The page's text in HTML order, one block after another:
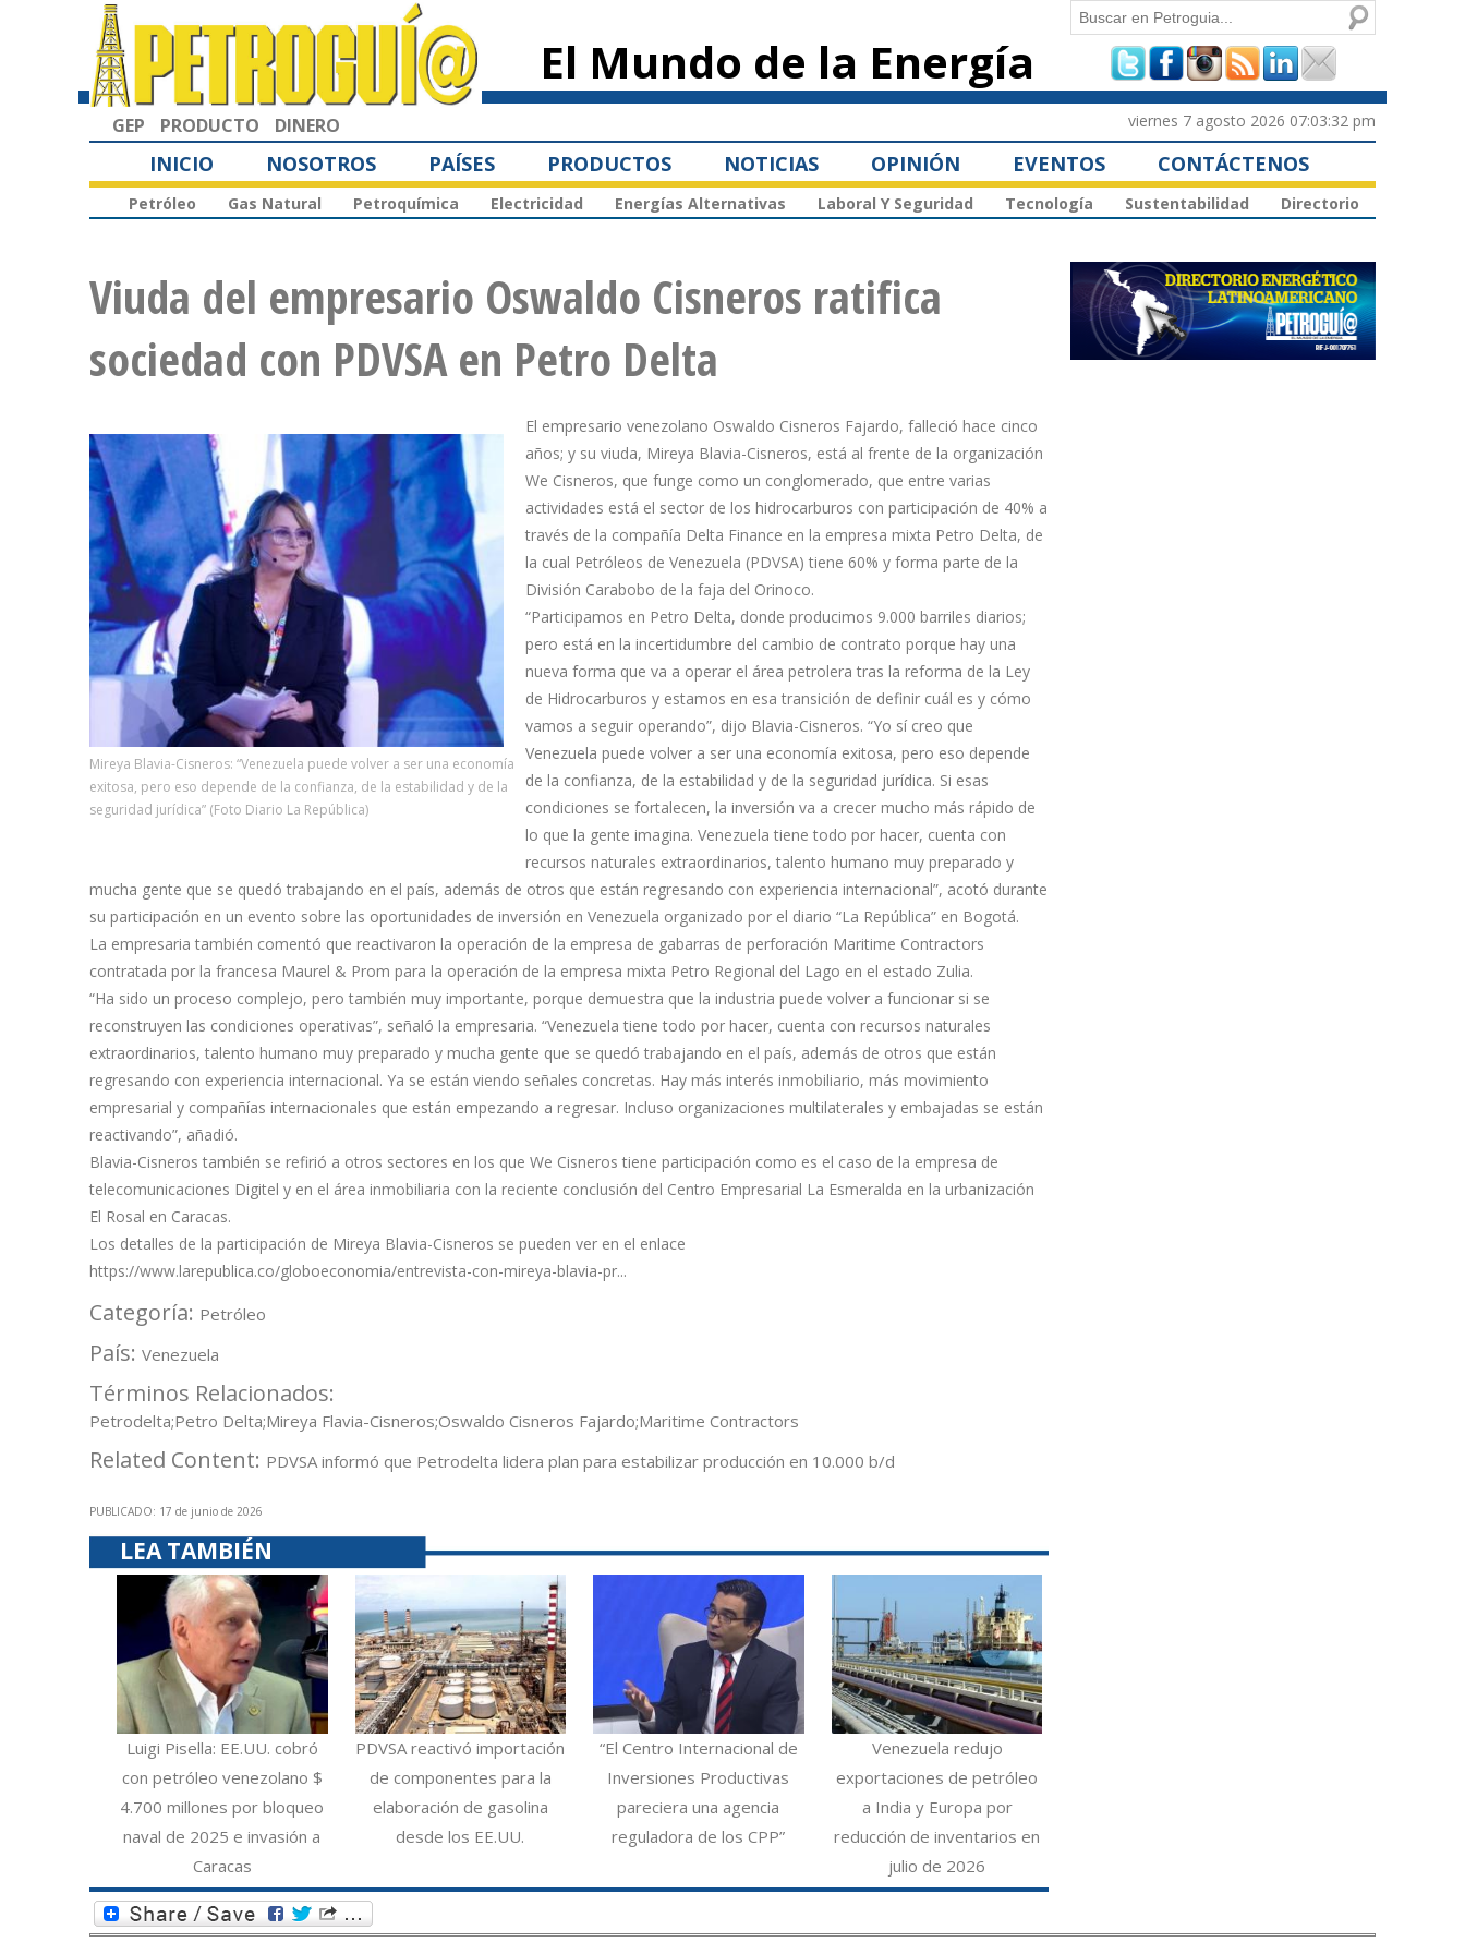
principal
El Mundo de la Energía
Formulario de
búsqueda
Buscar
GEP PRODUCTO DINERO viernes 7 agosto 2026 07:03:32 pm
INICIO NOSOTROS PAÍSES PRODUCTOS NOTICIAS OPINIÓN EVENTOS CONTÁCTENOS
Petróleo Gas Natural Petroquímica Electricidad Energías Alternativas Laboral Y Seguridad Tecnología Sustentabilidad Directorio
Viuda del empresario Oswaldo Cisneros ratifica
sociedad con PDVSA en Petro Delta
Mireya Blavia-Cisneros: “Venezuela puede volver a ser una economía
exitosa, pero eso depende de la confianza, de la estabilidad y de la
seguridad jurídica” (Foto Diario La República)
El empresario venezolano Oswaldo Cisneros Fajardo, falleció hace cinco
años; y su viuda, Mireya Blavia-Cisneros, está al frente de la organización
We Cisneros, que funge como un conglomerado, que entre varias
actividades está el sector de los hidrocarburos con participación de 40% a
través de la compañía Delta Finance en la empresa mixta Petro Delta, de
la cual Petróleos de Venezuela (PDVSA) tiene 60% y forma parte de la
División Carabobo de la faja del Orinoco.
“Participamos en Petro Delta, donde producimos 9.000 barriles diarios;
pero está en la incertidumbre del cambio de contrato porque hay una
nueva forma que va a operar el área petrolera tras la reforma de la Ley
de Hidrocarburos y estamos en esa transición de definir cuál es y cómo
vamos a seguir operando”, dijo Blavia-Cisneros. “Yo sí creo que
Venezuela puede volver a ser una economía exitosa, pero eso depende
de la confianza, de la estabilidad y de la seguridad jurídica. Si esas
condiciones se fortalecen, la inversión va a crecer mucho más rápido de
lo que la gente imagina. Venezuela tiene todo por hacer, cuenta con
recursos naturales extraordinarios, talento humano muy preparado y
mucha gente que se quedó trabajando en el país, además de otros que están regresando con experiencia internacional”, acotó durante
su participación en un evento sobre las oportunidades de inversión en Venezuela organizado por el diario “La República” en Bogotá.
La empresaria también comentó que reactivaron la operación de la empresa de gabarras de perforación Maritime Contractors
contratada por la francesa Maurel & Prom para la operación de la empresa mixta Petro Regional del Lago en el estado Zulia.
“Ha sido un proceso complejo, pero también muy importante, porque demuestra que la industria puede volver a funcionar si se
reconstruyen las condiciones operativas”, señaló la empresaria. “Venezuela tiene todo por hacer, cuenta con recursos naturales
extraordinarios, talento humano muy preparado y mucha gente que se quedó trabajando en el país, además de otros que están
regresando con experiencia internacional. Ya se están viendo señales concretas. Hay más interés inmobiliario, más movimiento
empresarial y compañías internacionales que están empezando a regresar. Incluso organizaciones multilaterales y embajadas se están
reactivando”, añadió.
Blavia-Cisneros también se refirió a otros sectores en los que We Cisneros tiene participación como es el caso de la empresa de
telecomunicaciones Digitel y en el área inmobiliaria con la reciente conclusión del Centro Empresarial La Esmeralda en la urbanización
El Rosal en Caracas.
Los detalles de la participación de Mireya Blavia-Cisneros se pueden ver en el enlace
https://www.larepublica.co/globoeconomia/entrevista-con-mireya-blavia-pr...
Categoría: Petróleo
País: Venezuela
Términos Relacionados:
Petrodelta;Petro Delta;Mireya Flavia-Cisneros;Oswaldo Cisneros Fajardo;Maritime Contractors
Related Content: PDVSA informó que Petrodelta lidera plan para estabilizar producción en 10.000 b/d
PUBLICADO: 17 de junio de 2026
LEA TAMBIÉN
Luigi Pisella: EE.UU. cobró
con petróleo venezolano $
4.700 millones por bloqueo
naval de 2025 e invasión a
Caracas
PDVSA reactivó importación
de componentes para la
elaboración de gasolina
desde los EE.UU.
“El Centro Internacional de
Inversiones Productivas
pareciera una agencia
reguladora de los CPP”
Venezuela redujo
exportaciones de petróleo
a India y Europa por
reducción de inventarios en
julio de 2026